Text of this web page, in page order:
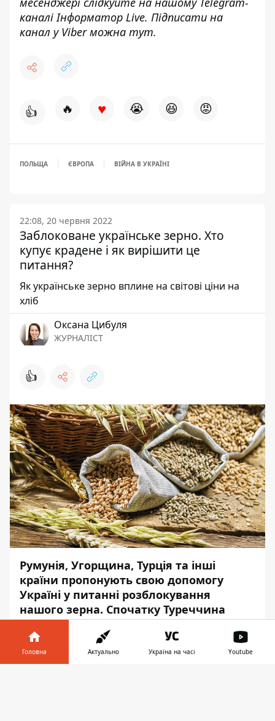
каналі Інформатор Live. Підписати на
канал у Viber можна тут.
👍 🔥 ♥ 😭 😆 😡
ПОЛЬЩА ЄВРОПА ВІЙНА В УКРАЇНІ
22:08, 20 червня 2022
Заблоковане українське зерно. Хто
купує крадене і як вирішити це
питання?
Як українське зерно вплине на світові ціни на
хліб
Оксана Цибуля
ЖУРНАЛІСТ
👍
Румунія, Угорщина, Турція та інші
країни пропонують свою допомогу
Україні у питанні розблокування
нашого зерна. Спочатку Туреччина
взялася бути посередником та
вирішити назріваючу продовольчому
кризу. Потім лідери Німеччини,
Франції, Італії та Румунії відвідали Київ:
Головна Актуально Україна на часі Youtube